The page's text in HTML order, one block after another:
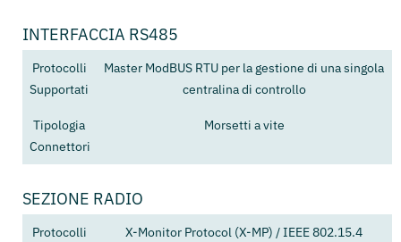
INTERFACCIA RS485
Protocolli
Supportati
Master ModBUS RTU per la gestione di una singola
centralina di controllo
Tipologia
Connettori
Morsetti a vite
SEZIONE RADIO
Protocolli
X-Monitor Protocol (X-MP) / IEEE 802.15.4